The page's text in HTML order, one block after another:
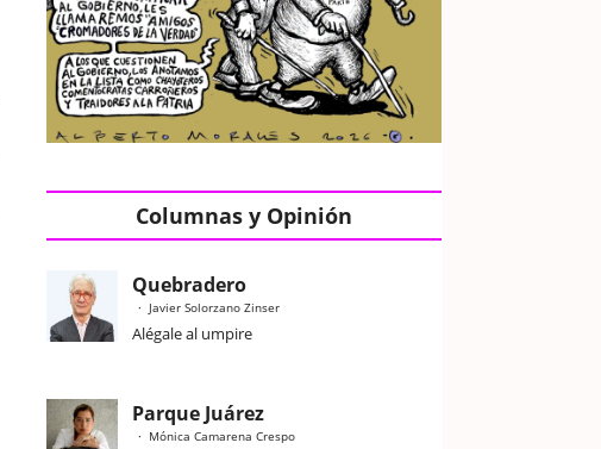
Columnas y Opinión
Quebradero
Javier Solorzano Zinser
Alégale al umpire
Parque Juárez
Mónica Camarena Crespo